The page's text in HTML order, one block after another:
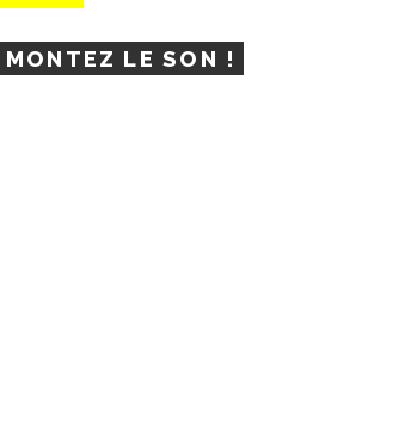
MONTEZ LE SON !